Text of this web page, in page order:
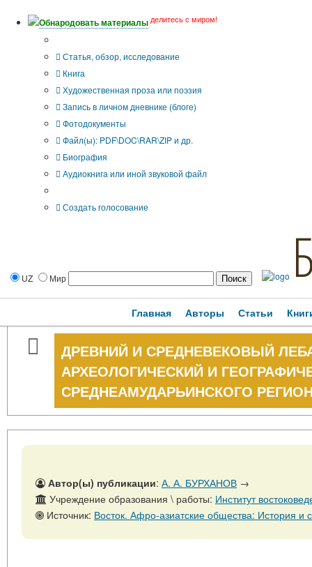
Обнародовать материалы делитесь с миром!
Статья, обзор, исследование
Книга
Художественная проза или поэзия
Запись в личном дневнике (блоге)
Фотодокументы
Файл(ы): PDF\DOC\RAR\ZIP и др.
Биография
Аудиокнига или иной звуковой файл
Создать голосование
UZ Мир
Главная Авторы Статьи
ДРЕВНИЙ И СРЕДНЕВЕКОВЫЙ
АРХЕОЛОГИЧЕСКИЙ И
СРЕДНЕАМУДАРЬИНСКОГО
Автор(ы) публикации: А. А. БУРХАНОВ →
Учреждение образования \ работы: Институт
Источник: Восток. Афро-азиатские общества: История и современность. -